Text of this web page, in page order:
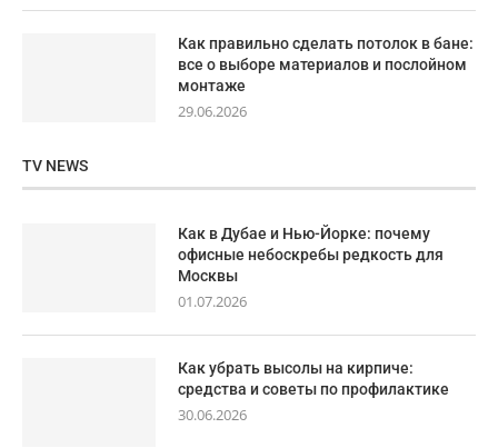
Как правильно сделать потолок в бане:
все о выборе материалов и послойном
монтаже
29.06.2026
TV NEWS
Как в Дубае и Нью-Йорке: почему
офисные небоскребы редкость для
Москвы
01.07.2026
Как убрать высолы на кирпиче:
средства и советы по профилактике
30.06.2026